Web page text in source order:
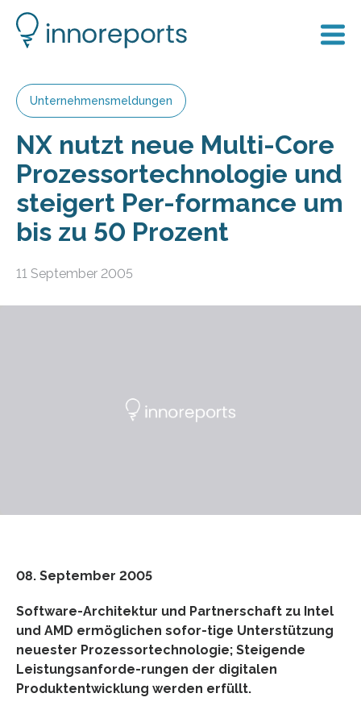
Unternehmensmeldungen
NX nutzt neue Multi-Core
Prozessortechnologie und
steigert Per-formance um
bis zu 50 Prozent
11 September 2005
08. September 2005
Software-Architektur und Partnerschaft zu Intel
und AMD ermöglichen sofor-tige Unterstützung
neuester Prozessortechnologie; Steigende
Leistungsanforde-rungen der digitalen
Produktentwicklung werden erfüllt.